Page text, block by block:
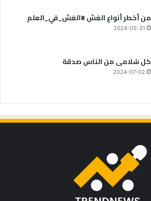
من أخطر أنواع الغش #الغش_في_العلم
2024-05-31
كل سُلامى من الناس صدقة
2024-07-02